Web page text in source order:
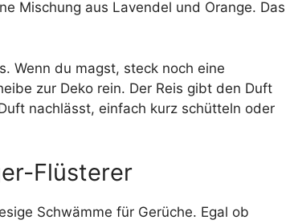
Mischung aus Lavendel und Orange. Das
Wenn du magst, steck noch eine
zur Deko rein. Der Reis gibt den Duft
nachlässt, einfach kurz schütteln oder
Flüsterer
Schwämme für Gerüche. Egal ob